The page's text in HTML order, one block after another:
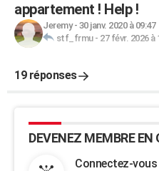
appartement ! Help !
Jeremy- 30 janv. 2020 à 09:47
stf_frmu- 27 févr. 2026 à
19 réponses
DEVENEZ MEMBRE EN
Connectez-vous